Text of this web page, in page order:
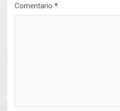
Comentario *